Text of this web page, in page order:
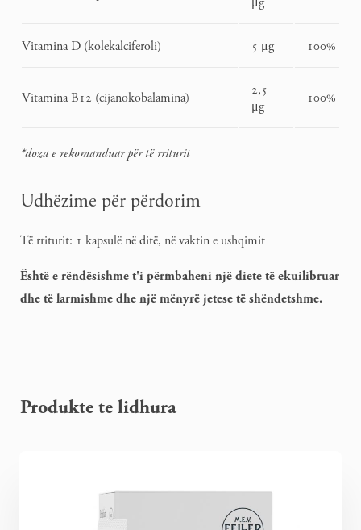
Vitamina D (kolekalciferoli) 5 μg 100%
Vitamina B12 (cijanokobalamina)
2,5
μg
100%
*doza e rekomanduar për të rriturit
Udhëzime për përdorim
Të rriturit: 1 kapsulë në ditë, në vaktin e ushqimit
Është e rëndësishme t'i përmbaheni një diete të ekuilibruar
dhe të larmishme dhe një mënyrë jetese të shëndetshme.
Produkte te lidhura